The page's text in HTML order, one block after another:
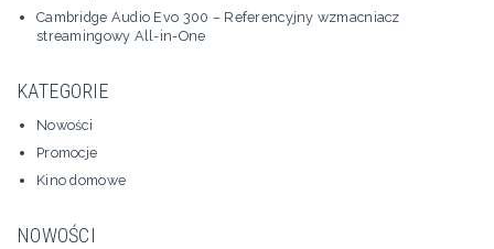
Cambridge Audio Evo 300 – Referencyjny wzmacniacz
streamingowy All-in-One
KATEGORIE
Nowości
Promocje
Kino domowe
NOWOŚCI